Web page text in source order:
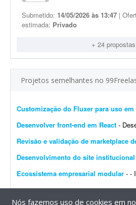
Submetido: 14/05/2026 às 13:47 |
estimada: Privado
+ 24 propostas
Projetos semelhantes no
Customização do Fluxer para uso
Desenvolver front-end em React - Desenvolvedor frontend React
Revisão e validação de marketplace
Desenvolvimento do site institucional
Ecossistema empresarial modular - - Integrações
Nós fazemos uso de cookies em